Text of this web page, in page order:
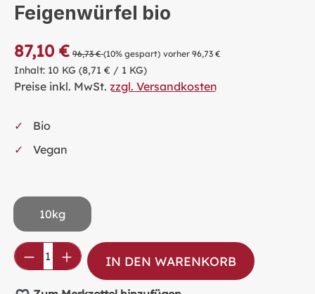
Feigenwürfel bio
87,10 € 96,73 €(10% gespart) vorher 96,73 €
Inhalt: 10 KG (8,71 € / 1 KG)
Preise inkl. MwSt. zzgl. Versandkosten
Bio
Vegan
10kg
Produkt Anzahl: Gib den gewünschten
IN DEN WARENKORB